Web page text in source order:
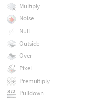
Multiply
Noise
Null
Outside
Over
Pixel
Premultiply
Pulldown